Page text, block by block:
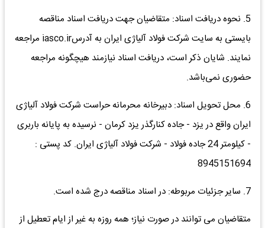
5. نحوه دریافت اسناد: متقاضیان جهت دریافت اسناد مناقصه
بایستی به سایت شرکت فولاد آلیاژی ایران به آدرسiasco.ir مراجعه
نمایند. شایان ذکر است، دریافت اسناد نیازمند هیچگونه مراجعه
حضوری نمی‌باشد.
6. محل تحویل اسناد: دبیرخانه محرمانه حراست شرکت فولاد آلیاژی
ایران واقع در یزد - جاده کنارگذر یزد کرمان - نرسیده به پایانه باربری
- کیلومتر 24 جاده فولاد - شرکت فولاد آلیاژی ایران. کد پستی :
8945151694
7. سایر جزئیات مربوطه: در اسناد مناقصه درج شده است.
متقاضیان می توانند در صورت نیاز؛ همه روزه به غیر از ایام تعطیل از